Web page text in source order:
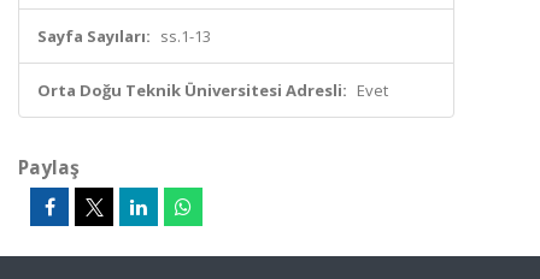
Sayfa Sayıları: ss.1-13
Orta Doğu Teknik Üniversitesi Adresli: Evet
Paylaş